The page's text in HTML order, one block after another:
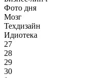
Фото дня
Мозг
Техдизайн
Идиотека
27
28
29
30